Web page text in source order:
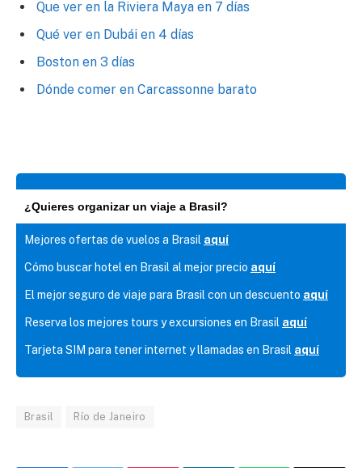
Que ver en la Riviera Maya en 7 días
Qué ver en Dubái en 4 días
Boston en 3 días
Dónde comer en Carcassonne barato
¿Quieres organizar un viaje a Brasil?
Mejores ofertas de vuelos a Brasil aquí
Cómo buscar hotel en Brasil al mejor precio aquí
El mejor seguro de viaje para Brasil con un descuento aquí
Reserva los mejores tours y excursiones en Brasil aquí
Tarjeta SIM para tener internet y llamadas en Brasil aquí
Brasil Río de Janeiro